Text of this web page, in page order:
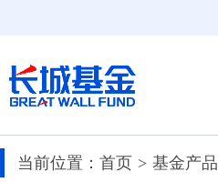
当前位置： 首页 基金产品